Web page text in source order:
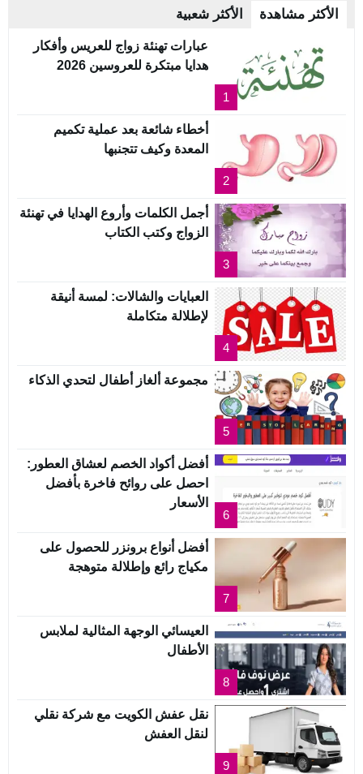
الأكثر مشاهدة الأكثر شعبية
1
عبارات تهنئة زواج للعريس وأفكار
هدايا مبتكرة للعروسين 2026
2
أخطاء شائعة بعد عملية تكميم
المعدة وكيف تتجنبها
3
أجمل الكلمات وأروع الهدايا في تهنئة
الزواج وكتب الكتاب
4
العبايات والشالات: لمسة أنيقة
لإطلالة متكاملة
5
مجموعة ألغاز أطفال لتحدي الذكاء
6
أفضل أكواد الخصم لعشاق العطور:
احصل على روائح فاخرة بأفضل
الأسعار
7
أفضل أنواع برونزر للحصول على
مكياج رائع وإطلالة متوهجة
8
العيسائي الوجهة المثالية لملابس
الأطفال
9
نقل عفش الكويت مع شركة نقلي
لنقل العفش